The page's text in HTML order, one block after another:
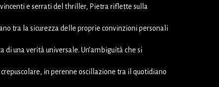
e serrati del thriller, Pietra riflette sulla
tra la sicurezza delle proprie convinzioni personali
di una verità universale. Un’ambiguità che si
in perenne oscillazione tra il quotidiano